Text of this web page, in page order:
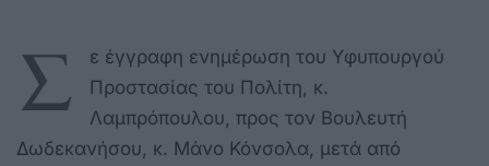
Σ
ε έγγραφη ενημέρωση του Υφυπουργού
Προστασίας του Πολίτη, κ.
Λαμπρόπουλου, προς τον Βουλευτή
Δωδεκανήσου, κ. Μάνο Κόνσολα, μετά από